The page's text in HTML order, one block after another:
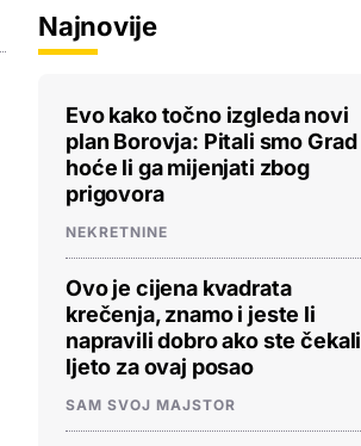
Najnovije
Evo kako točno izgleda novi
plan Borovja: Pitali smo Grad
hoće li ga mijenjati zbog
prigovora
NEKRETNINE
Ovo je cijena kvadrata
krečenja, znamo i jeste li
napravili dobro ako ste čekali
ljeto za ovaj posao
SAM SVOJ MAJSTOR